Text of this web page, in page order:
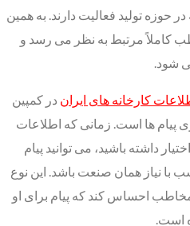
حوزه تولید فعالیت دارند. به همین
کاملاً مرتبط به نظر می رسد و
شود.
کارخانه های ایران در کمپین
ها است. زمانی که اطلاعات
داشته باشید، می توانید پیام
با نیاز همان صنعت باشد. این نوع
احساس کند که پیام برای او
است.